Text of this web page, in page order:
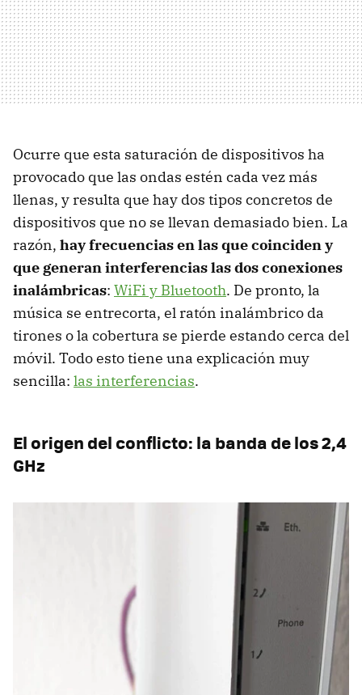
Ocurre que esta saturación de dispositivos ha
provocado que las ondas estén cada vez más
llenas, y resulta que hay dos tipos concretos de
dispositivos que no se llevan demasiado bien. La
razón, hay frecuencias en las que coinciden y
que generan interferencias las dos conexiones
inalámbricas: WiFi y Bluetooth. De pronto, la
música se entrecorta, el ratón inalámbrico da
tirones o la cobertura se pierde estando cerca del
móvil. Todo esto tiene una explicación muy
sencilla: las interferencias.
El origen del conflicto: la banda de los 2,4
GHz